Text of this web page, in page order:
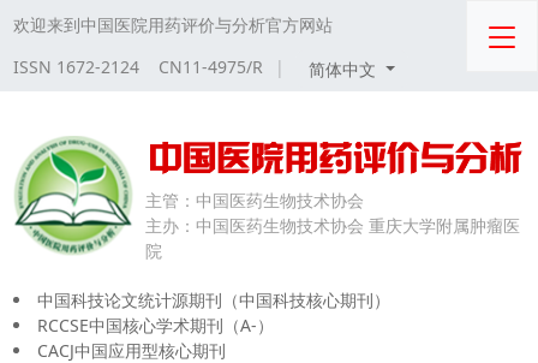
欢迎来到中国医院用药评价与分析官方网站
ISSN 1672-2124 CN11-4975/R
| 简体中文
主管： 中国医药生物技术协会
主办： 中国医药生物技术协会 重庆大学附属肿瘤医
院
中国科技论文统计源期刊（中国科技核心期刊）
RCCSE中国核心学术期刊（A-）
CACJ中国应用型核心期刊